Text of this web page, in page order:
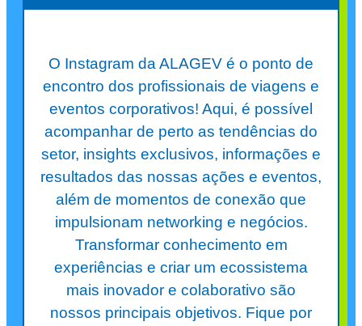
O Instagram da ALAGEV é o ponto de
encontro dos profissionais de viagens e
eventos corporativos! Aqui, é possível
acompanhar de perto as tendências do
setor, insights exclusivos, informações e
resultados das nossas ações e eventos,
além de momentos de conexão que
impulsionam networking e negócios.
Transformar conhecimento em
experiências e criar um ecossistema
mais inovador e colaborativo são
nossos principais objetivos. Fique por